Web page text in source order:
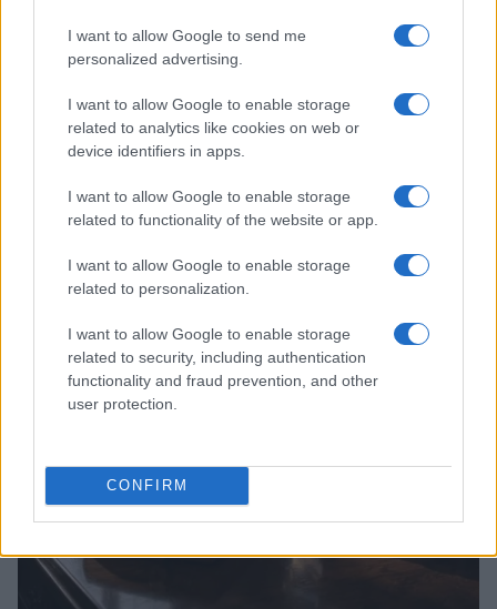
I want to allow Google to send me
personalized advertising.
I want to allow Google to enable storage
related to analytics like cookies on web or
device identifiers in apps.
I want to allow Google to enable storage
related to functionality of the website or app.
I want to allow Google to enable storage
related to personalization.
I want to allow Google to enable storage
related to security, including authentication
functionality and fraud prevention, and other
user protection.
CONFIRM
Situación financiera de la UDC: ¿Qué está pasando en 2026?
FINANCIACIÓN